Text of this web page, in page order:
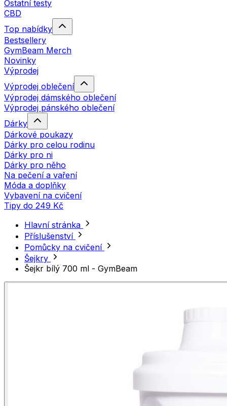
Ostatní testy
CBD
Top nabídky
Bestsellery
GymBeam Merch
Novinky
Výprodej
Výprodej oblečení
Výprodej dámského oblečení
Výprodej pánského oblečení
Dárky
Dárkové poukazy
Dárky pro celou rodinu
Dárky pro ni
Dárky pro něho
Na pečení a vaření
Móda a doplňky
Vybavení na cvičení
Tipy do 249 Kč
Hlavní stránka
Příslušenství
Pomůcky na cvičení
Šejkry
Šejkr bílý 700 ml - GymBeam